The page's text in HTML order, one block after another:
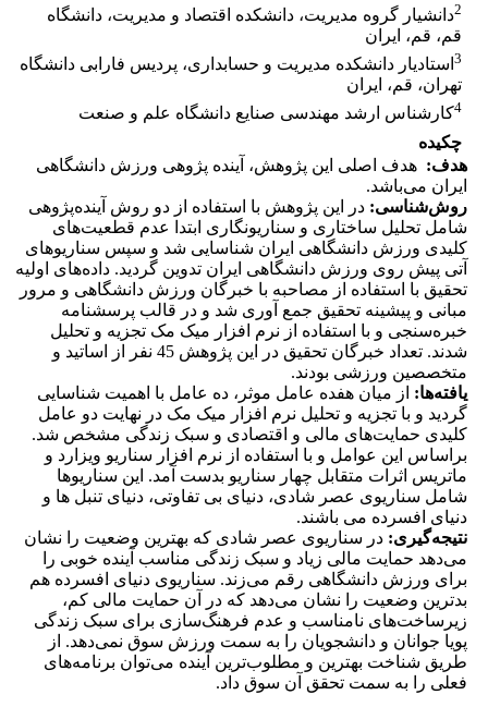
2دانشیار گروه مدیریت، دانشکده اقتصاد و مدیریت، دانشگاه
قم، قم، ایران
3 استادیار دانشکده مدیریت و حسابداری، پردیس فارابی دانشگاه
تهران، قم، ایران
4کارشناس ارشد مهندسی صنایع دانشگاه علم و صنعت
چکیده
هدف: هدف اصلی این پژوهش، آینده پژوهی ورزش دانشگاهی
ایران می‌باشد.
روش‌شناسی: در این پژوهش با استفاده از دو روش آینده‌پژوهی
شامل تحلیل ساختاری و سناریونگاری ابتدا عدم قطعیت‌های
کلیدی ورزش دانشگاهی ایران شناسایی شد و سپس سناریوهای
آتی پیش روی ورزش دانشگاهی ایران تدوین گردید. داده‌های اولیه
تحقیق با استفاده از مصاحبه با خبرگان ورزش دانشگاهی و مرور
مبانی و پیشینه تحقیق جمع آوری شد و در قالب پرسشنامه
خبره‌سنجی و با استفاده از نرم افزار میک مک تجزیه و تحلیل
شدند. تعداد خبرگان تحقیق در این پژوهش 45 نفر از اساتید و
متخصصین ورزشی بودند.
یافته‌ها: از میان هفده عامل موثر، ده عامل با اهمیت شناسایی
گردید و با تجزیه و تحلیل نرم افزار میک مک در نهایت دو عامل
کلیدی حمایت‌های مالی و اقتصادی و سبک زندگی مشخص شد.
براساس این عوامل و با استفاده از نرم افزار سناریو ویزارد و
ماتریس اثرات متقابل چهار سناریو بدست آمد. این سناریوها
شامل سناریوی عصر شادی، دنیای بی تفاوتی، دنیای تنبل ها و
دنیای افسرده می باشند.
نتیجه‌گیری: در سناریوی عصر شادی که بهترین وضعیت را نشان
می‌دهد حمایت مالی زیاد و سبک زندگی مناسب آینده خوبی را
برای ورزش دانشگاهی رقم می‌زند. سناریوی دنیای افسرده هم
بدترین وضعیت را نشان می‌دهد که در آن حمایت مالی کم،
زیرساخت‌های نامناسب و عدم فرهنگ‌سازی برای سبک زندگی
پویا جوانان و دانشجویان را به سمت ورزش سوق نمی‌دهد. از
طریق شناخت بهترین و مطلوب‌ترین آینده می‌توان برنامه‌های
فعلی را به سمت تحقق آن سوق داد.